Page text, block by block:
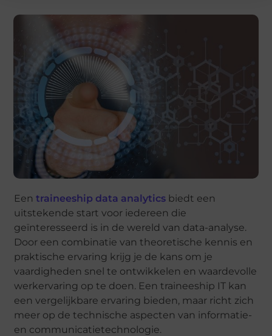
Eentraineeship data analytics biedt een
uitstekende start voor iedereen die
geïnteresseerd is in de wereld van data-analyse.
Door een combinatie van theoretische kennis en
praktische ervaring krijg je de kans om je
vaardigheden snel te ontwikkelen en waardevolle
werkervaring op te doen. Een traineeship IT kan
een vergelijkbare ervaring bieden, maar richt zich
meer op de technische aspecten van informatie-
en communicatietechnologie.